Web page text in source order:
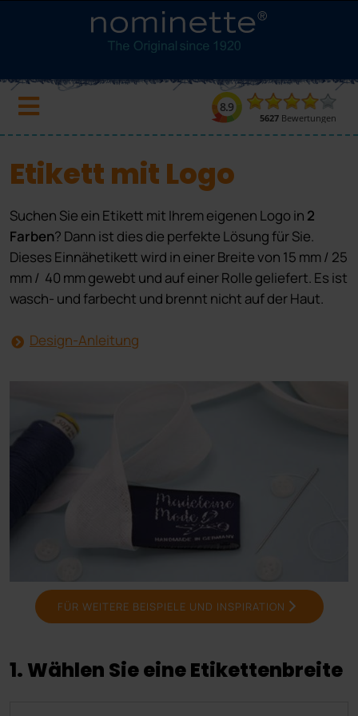
Etikett mit Logo
Suchen Sie ein Etikett mit Ihrem eigenen Logo in 2
Farben? Dann ist dies die perfekte Lösung für Sie.
Dieses Einnähetikett wird in einer Breite von 15 mm / 25
mm / 40 mm gewebt und auf einer Rolle geliefert. Es ist
wasch- und farbecht und brennt nicht auf der Haut.
Design-Anleitung
FÜR WEITERE BEISPIELE UND INSPIRATION
1. Wählen Sie eine Etikettenbreite